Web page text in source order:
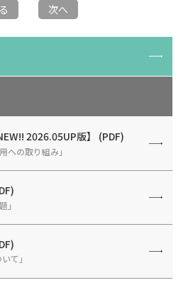
次へ
2026.05UP版】 (PDF)
への取り組み」
」
て」